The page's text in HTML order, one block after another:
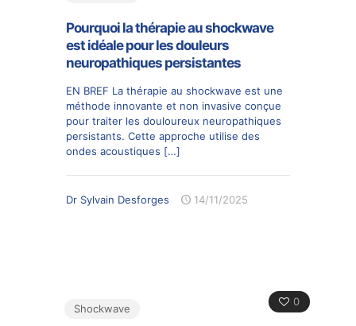
Pourquoi la thérapie au shockwave
est idéale pour les douleurs
neuropathiques persistantes
EN BREF La thérapie au shockwave est une
méthode innovante et non invasive conçue
pour traiter les douloureux neuropathiques
persistants. Cette approche utilise des
ondes acoustiques […]
Dr Sylvain Desforges 14/11/2025
0
Shockwave